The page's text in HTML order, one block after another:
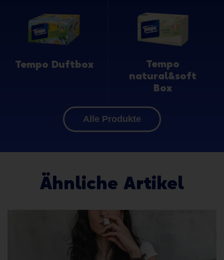
Tempo Duftbox
Tempo
natural&soft
Box
Alle Produkte
Ähnliche Artikel